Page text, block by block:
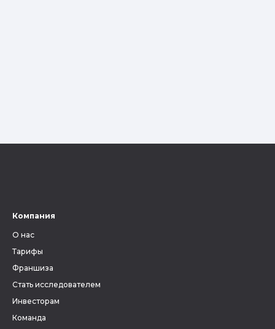
Компания
О нас
Тарифы
Франшиза
Стать исследователем
Инвесторам
Команда